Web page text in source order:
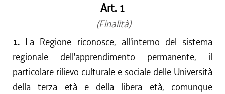
Art. 1
(Finalità)
1. La Regione riconosce, all'interno del sistema
regionale dell'apprendimento permanente, il
particolare rilievo culturale e sociale delle Università
della terza età e della libera età, comunque